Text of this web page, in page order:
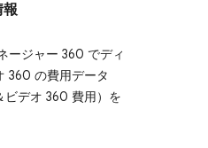
報
ージャー 360 でディ
360 の費用データ
ビデオ 360 費用）を